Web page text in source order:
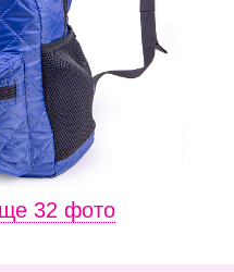
32 фото